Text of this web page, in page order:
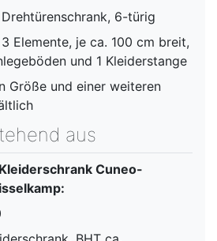
6-türig
Elemente, je ca. 100 cm breit,
und 1 Kleiderstange
Größe und einer weiteren
aus
Cuneo-